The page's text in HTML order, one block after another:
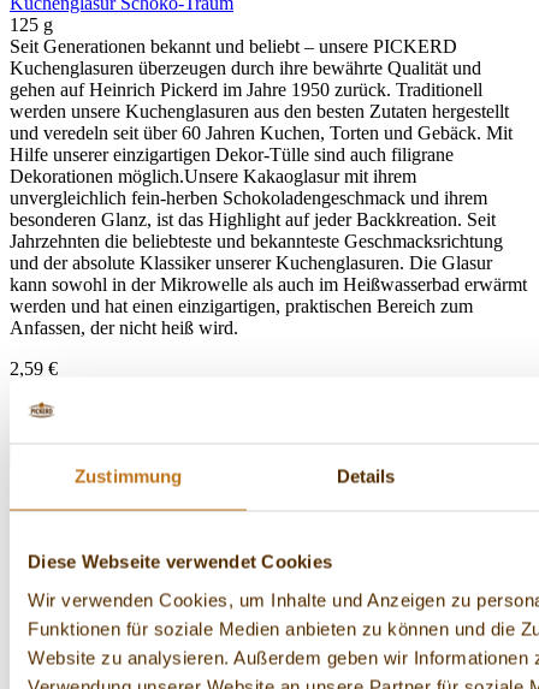
Zustimmung Details
Diese Webseite verwendet Cookies
Wir verwenden Cookies, um Inhalte und Anzeigen zu
Funktionen für soziale Medien anbieten zu können und die
Website zu analysieren. Außerdem geben wir Informationen
125 g
Seit Generationen bekannt und beliebt – unsere PICKERD
Kuchenglasuren überzeugen durch ihre bewährte Qualität und
gehen auf Heinrich Pickerd im Jahre 1950 zurück. Traditionell
werden unsere Kuchenglasuren aus den besten Zutaten hergestellt
und veredeln seit über 60 Jahren Kuchen, Torten und Gebäck. Mit
Hilfe unserer einzigartigen Dekor-Tülle sind auch filigrane
Dekorationen möglich.Unsere Kakaoglasur mit ihrem
unvergleichlich fein-herben Schokoladengeschmack und ihrem
besonderen Glanz, ist das Highlight auf jeder Backkreation. Seit
Jahrzehnten die beliebteste und bekannteste Geschmacksrichtung
und der absolute Klassiker unserer Kuchenglasuren. Die Glasur
kann sowohl in der Mikrowelle als auch im Heißwasserbad erwärmt
werden und hat einen einzigartigen, praktischen Bereich zum
Anfassen, der nicht heiß wird.
2,59 €
20,72 € / 1 kg